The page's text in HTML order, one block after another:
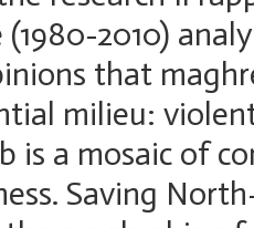
(1980-2010)
that
milieu:
is a mosaic of
Saving